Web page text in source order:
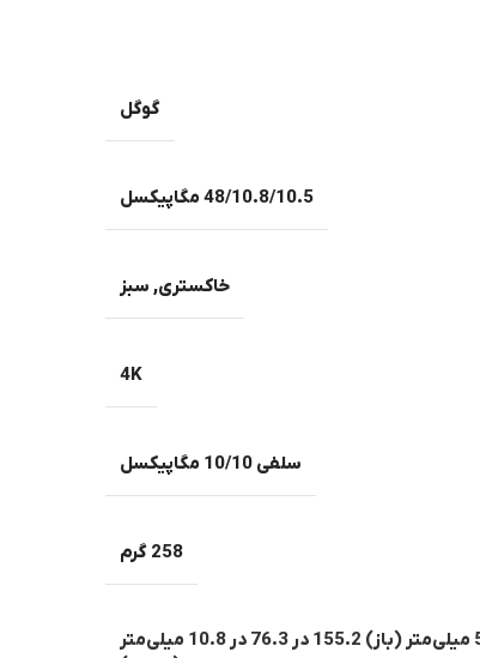
گوگل
48/10.8/10.5 مگاپیکسل
خاکستری, سبز
4K
سلفی 10/10 مگاپیکسل
258 گرم
155.2 در 150.4 در 5.2 میلی‌متر (باز) 155.2 در 76.3 در 10.8 میلی‌متر